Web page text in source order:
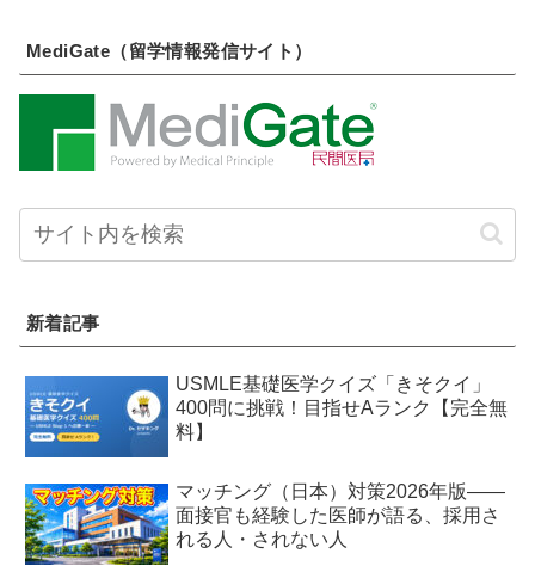
MediGate（留学情報発信サイト）
新着記事
USMLE基礎医学クイズ「きそクイ」
400問に挑戦！目指せAランク【完全無
料】
マッチング（日本）対策2026年版——
面接官も経験した医師が語る、採用さ
れる人・されない人